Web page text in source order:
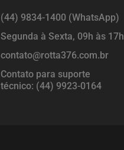
(44) 9834-1400 (WhatsApp)
Segunda à Sexta, 09h às 17h
contato@rotta376.com.br
Contato para suporte
técnico: (44) 9923-0164